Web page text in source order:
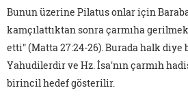
Bunun üzerine Pilatus onlar için
kamçılattıktan sonra çarmıha
etti" (Matta 27:24-26). Burada halk
Yahudilerdir ve Hz. İsa'nın çarmıh
birincil hedef gösterilir.